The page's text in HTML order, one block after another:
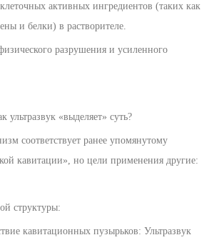
активных ингредиентов (таких как
и белки) в растворителе.
разрушения и усиленного
«выделяет» суть?
соответствует ранее упомянутому
кавитации», но цели применения другие:
структуры:
кавитационных пузырьков: Ультразвук